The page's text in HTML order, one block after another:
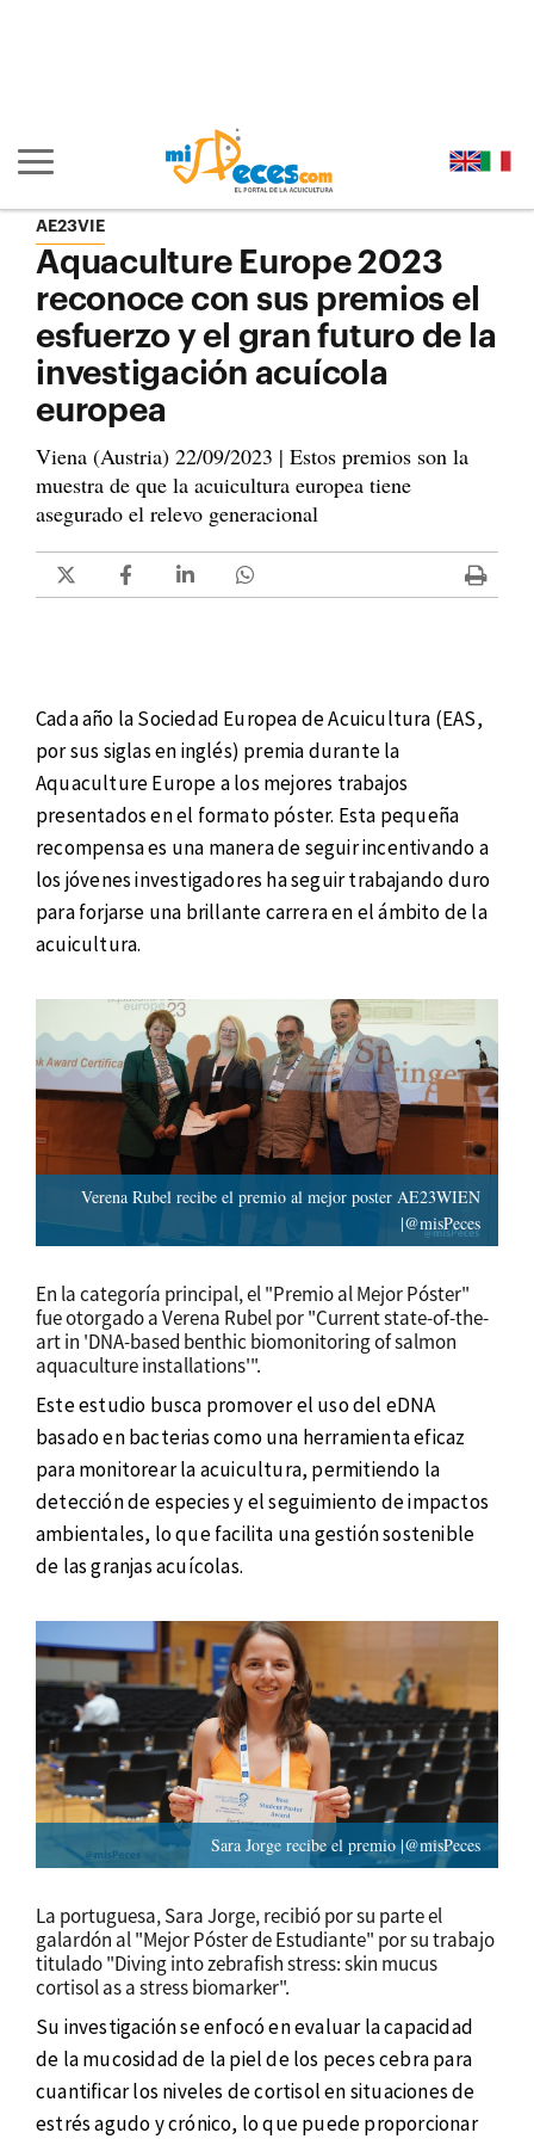
Mostrar/ocultar navegación principal
AE23VIE
Aquaculture Europe 2023
reconoce con sus premios el
esfuerzo y el gran futuro de la
investigación acuícola
europea
Viena (Austria) 22/09/2023 | Estos premios son la
muestra de que la acuicultura europea tiene
asegurado el relevo generacional
Cada año la Sociedad Europea de Acuicultura (EAS,
por sus siglas en inglés) premia durante la
Aquaculture Europe a los mejores trabajos
presentados en el formato póster. Esta pequeña
recompensa es una manera de seguir incentivando a
los jóvenes investigadores ha seguir trabajando duro
para forjarse una brillante carrera en el ámbito de la
acuicultura.
Verena Rubel recibe el premio al mejor poster AE23WIEN
|@misPeces
En la categoría principal, el "Premio al Mejor Póster"
fue otorgado a Verena Rubel por "Current state-of-the-
art in 'DNA-based benthic biomonitoring of salmon
aquaculture installations'".
Este estudio busca promover el uso del eDNA
basado en bacterias como una herramienta eficaz
para monitorear la acuicultura, permitiendo la
detección de especies y el seguimiento de impactos
ambientales, lo que facilita una gestión sostenible
de las granjas acuícolas.
Sara Jorge recibe el premio |@misPeces
La portuguesa, Sara Jorge, recibió por su parte el
galardón al "Mejor Póster de Estudiante" por su trabajo
titulado "Diving into zebrafish stress: skin mucus
cortisol as a stress biomarker".
Su investigación se enfocó en evaluar la capacidad
de la mucosidad de la piel de los peces cebra para
cuantificar los niveles de cortisol en situaciones de
estrés agudo y crónico, lo que puede proporcionar